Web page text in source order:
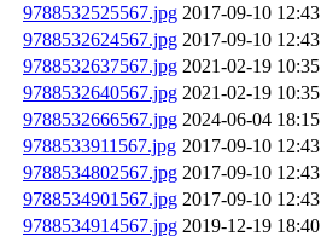
9788532525567.jpg 2017-09-10 12:43
9788532624567.jpg 2017-09-10 12:43
9788532637567.jpg 2021-02-19 10:35
9788532640567.jpg 2021-02-19 10:35
9788532666567.jpg 2024-06-04 18:15
9788533911567.jpg 2017-09-10 12:43
9788534802567.jpg 2017-09-10 12:43
9788534901567.jpg 2017-09-10 12:43
9788534914567.jpg 2019-12-19 18:40